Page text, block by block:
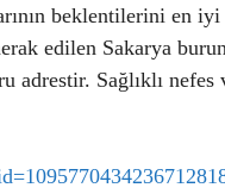
beklentilerini en iyi
edilen Sakarya
adrestir. Sağlıklı